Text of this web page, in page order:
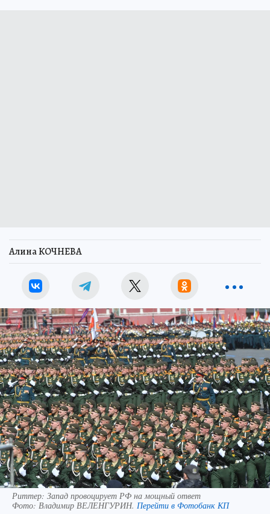
Алина КОЧНЕВА
Риттер: Запад провоцирует РФ на мощный ответ
Фото: Владимир ВЕЛЕНГУРИН. Перейти в Фотобанк КП